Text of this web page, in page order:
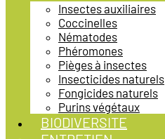
Insectes auxiliaires
Coccinelles
Nématodes
Phéromones
Pièges à insectes
Insecticides naturels
Fongicides naturels
Purins végétaux
BIODIVERSITE